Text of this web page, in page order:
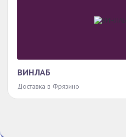
ВИНЛАБ
Доставка в Фрязино